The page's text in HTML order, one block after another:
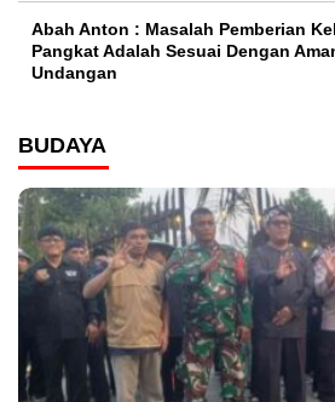
Abah Anton : Masalah Pemberian
Pangkat Adalah Sesuai Dengan
Undangan
BUDAYA